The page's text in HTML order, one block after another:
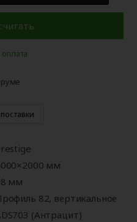
мм
мм
82, вертикальное
(Антрацит)